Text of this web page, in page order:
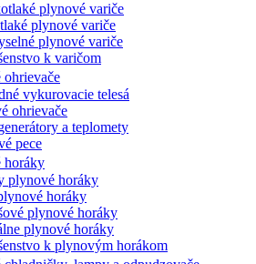
plynové variče
plynové variče
plynové variče
k varičom
ohrievače
vykurovacie telesá
ohrievače
a teplomety
pece
horáky
plynové horáky
horáky
plynové horáky
plynové horáky
k plynovým horákom